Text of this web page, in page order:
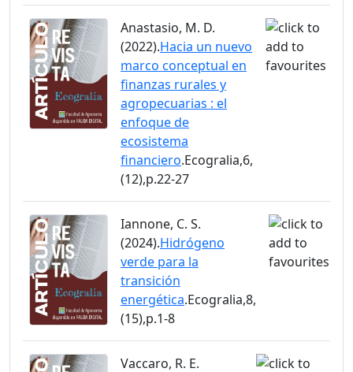
Anastasio, M. D.
(2022).Hacia un nuevo
marco conceptual en
finanzas rurales y
agropecuarias : el
enfoque de
ecosistema
financiero.Ecogralia,6,
(12),p.22-27
Iannone, C. S.
(2024).Hidrógeno
verde para la
transición
energética.Ecogralia,8,
(15),p.1-8
Vaccaro, R. E.